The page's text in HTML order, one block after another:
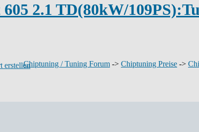
2.1 TD(80kW/
Chiptuning / Tuning Forum -> Chiptuning Preise ->